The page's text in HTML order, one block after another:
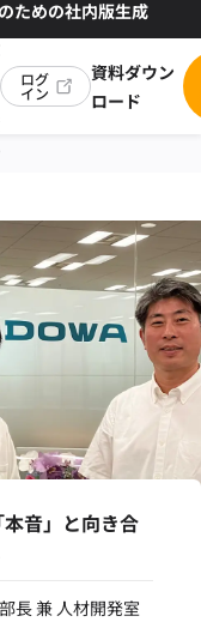
ための社内版生成
ログ
イン
資料ダウン
ロード
音」と向き合
長 兼 人材開発室